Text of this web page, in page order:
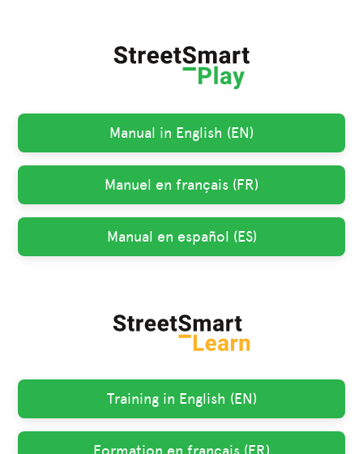
Manual in English (EN)
Manuel en français (FR)
Manual en español (ES)
Training in English (EN)